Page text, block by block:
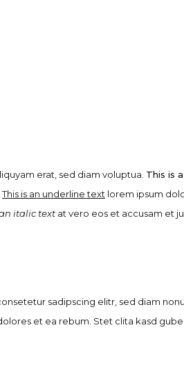
erat, sed diam voluptua. This is
This is an underline text lorem ipsum
italic text at vero eos et accusam et
sadipscing elitr, sed diam
et ea rebum. Stet clita kasd